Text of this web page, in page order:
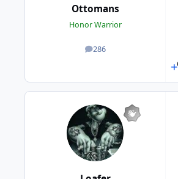
Ottomans
Honor Warrior
286
posts